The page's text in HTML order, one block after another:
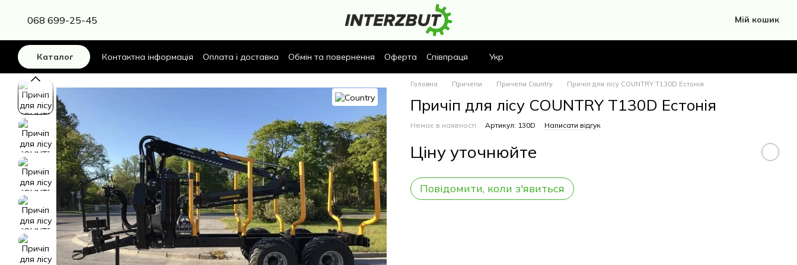
068 699-25-45 Мій кошик
Каталог Контактна інформація Оплата і доставка Обмін та повернення Оферта Співпраця Укр
Головна Причепи Причепи Country Причіп для лісу COUNTRY T130D Естонія
Причіп для лісу COUNTRY T130D Естонія
Немає в наявності Артикул: 130D Написати відгук
Ціну уточнюйте
Повідомити, коли з'явиться